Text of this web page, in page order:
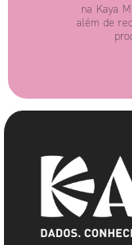
na Kaya
além de